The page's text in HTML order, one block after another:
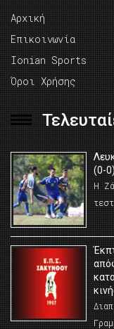
Αρχική
Επικοινωνία
Ionian Sports
Όροι Χρήσης
(0-0)
Η